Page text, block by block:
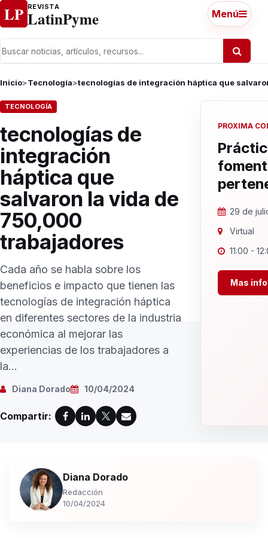
Ir al contenido
LP REVISTA
LatinPyme Menú
Inicio>Tecnología>tecnologías de integración háptica que
TECNOLOGÍA
tecnologías de
integración
háptica que
salvaron la vida de
750,000
trabajadores
Cada año se habla sobre los
beneficios e impacto que tienen las
tecnologías de integración háptica
en diferentes sectores de la industria
económica al mejorar las
experiencias de los trabajadores a
la...
Diana Dorado 10/04/2024
Compartir:
PROXIMA
29 de
Virtual
11:00 -
Mas
Diana Dorado
Redacción
10/04/2024